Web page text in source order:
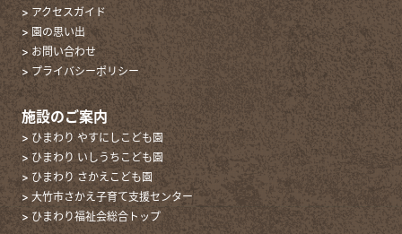
> アクセスガイド
> 園の思い出
> お問い合わせ
> プライバシーポリシー
施設のご案内
> ひまわり やすにしこども園
> ひまわり いしうちこども園
> ひまわり さかえこども園
> 大竹市さかえ子育て支援センター
> ひまわり福祉会総合トップ